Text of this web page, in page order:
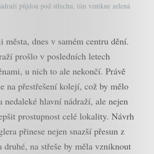
půjdou pod střechu, tím vznikne zelená
dnes v samém centru dění.
prošlo v posledních letech
u nich to ale nekončí. Právě
na přestřešení kolejí, což by mělo
nedaleké hlavní nádraží, ale nejen
prostupnost celé lokality. Návrh
přinese nejen snazší přesun z
druhé, na střeše by měla vzniknout